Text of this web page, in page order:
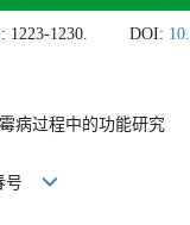
: 1223-1230. DOI:
病过程中的功能研究
号